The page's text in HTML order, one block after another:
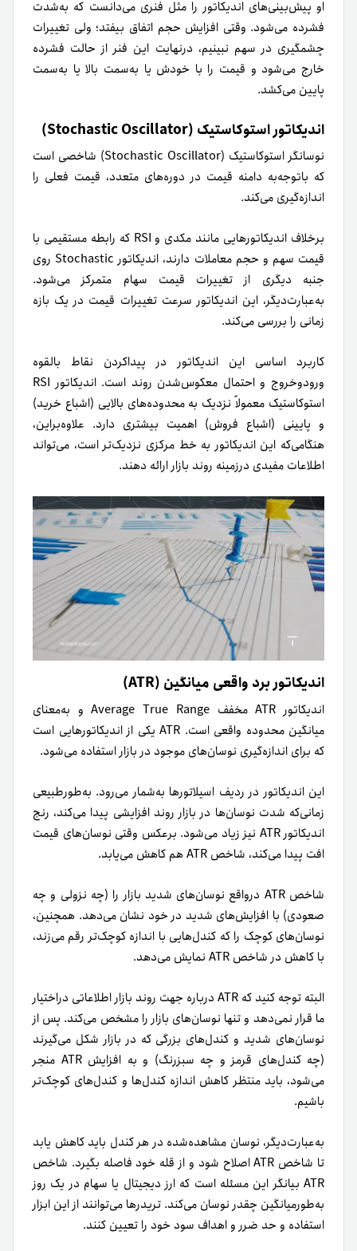
او پیش‌بینی‌های اندیکاتور را مثل فنری می‌دانست که به‌شدت
فشرده می‌شود. وقتی افزایش حجم اتفاق بیفتد؛ ولی تغییرات
چشمگیری در سهم نبینیم، در‌نهایت این فنر از حالت فشرده
خارج می‌شود و قیمت را با خودش یا به‌سمت بالا یا به‌سمت
پایین می‌کشد.
اندیکاتور استوکاستیک (Stochastic Oscillator)
نوسانگر استوکاستیک (Stochastic Oscillator) شاخصی است
که با‌توجه‌به دامنه قیمت در دوره‌های متعدد، قیمت فعلی را
اندازه‌گیری می‌کند.
برخلاف اندیکاتورهایی مانند مکدی و RSI که رابطه مستقیمی با
قیمت سهم و حجم معاملات دارند، اندیکاتور Stochastic روی
جنبه دیگری از تغییرات قیمت سهام متمرکز می‌شود.
به‌عبارت‌دیگر، این اندیکاتور سرعت تغییرات قیمت در یک بازه
زمانی را بررسی می‌کند.
کاربرد اساسی این اندیکاتور در پیداکردن نقاط بالقوه
ورودوخروج و احتمال معکوس‌شدن روند است. اندیکاتور RSI
استوکاستیک معمولاً نزدیک به محدوده‌های بالایی (اشباع خرید)
و پایینی (اشباع فروش) اهمیت بیشتری دارد. علاوه‌بر‌این،
هنگامی‌‌که این اندیکاتور به خط مرکزی نزدیک‌تر است، می‌تواند
اطلاعات مفیدی درزمینه روند بازار ارائه دهند.
اندیکاتور برد واقعی میانگین (ATR)
اندیکاتور ATR مخفف Average True Range و به‌معنای
میانگین محدوده واقعی است. ATR یکی از اندیکاتورهایی است
که برای اندازه‌گیری نوسان‌های موجود در بازار استفاده می‌شود.
این اندیکاتور در ردیف اسیلاتورها به‌شمار می‌رود. به‌طور‌طبیعی
زمانی‌که شدت نوسان‌ها در بازار روند افزایشی پیدا می‌کند، رنج
اندیکاتور ATR نیز زیاد می‌شود. برعکس وقتی نوسان‌های قیمت
افت پیدا می‌کند، شاخص ATR هم کاهش می‌یابد.
شاخص ATR در‌واقع نوسان‌های شدید بازار را (چه نزولی و چه
صعودی) با افزایش‌های شدید در خود نشان می‌دهد. همچنین،
نوسان‌های کوچک را که کندل‌هایی با اندازه کوچک‌تر رقم می‌زند،
با کاهش در شاخص ATR نمایش می‌دهد.
البته توجه کنید که ATR درباره جهت روند بازار اطلاعاتی در‌اختیار
ما قرار نمی‌دهد و تنها نوسان‌های بازار را مشخص می‌کند. پس از
نوسان‌های شدید و کندل‌های بزرگی که در بازار شکل می‌گیرند
(چه کندل‌های قرمز و چه سبزرنگ) و به افزایش ATR منجر
می‌شود، باید منتظر کاهش اندازه کندل‌ها و کندل‌های کوچک‌تر
باشیم.
به‌عبارت‌دیگر، نوسان مشاهده‌شده در هر کندل باید کاهش یابد
تا شاخص ATR اصلاح شود و از قله خود فاصله بگیرد. شاخص
ATR بیانگر این مسئله است که ارز دیجیتال یا سهام در یک روز
به‌طور‌میانگین چقدر نوسان می‌کند. تریدرها می‌توانند از این ابزار
استفاده و حد ضرر و اهداف سود خود را تعیین کنند.